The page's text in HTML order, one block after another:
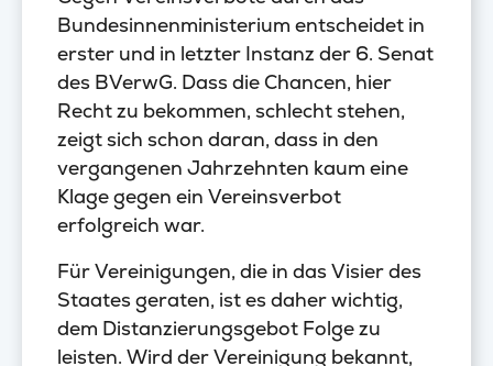
Bundesinnenministerium entscheidet in
erster und in letzter Instanz der 6. Senat
des BVerwG. Dass die Chancen, hier
Recht zu bekommen, schlecht stehen,
zeigt sich schon daran, dass in den
vergangenen Jahrzehnten kaum eine
Klage gegen ein Vereinsverbot
erfolgreich war.
Für Vereinigungen, die in das Visier des
Staates geraten, ist es daher wichtig,
dem Distanzierungsgebot Folge zu
leisten. Wird der Vereinigung bekannt,